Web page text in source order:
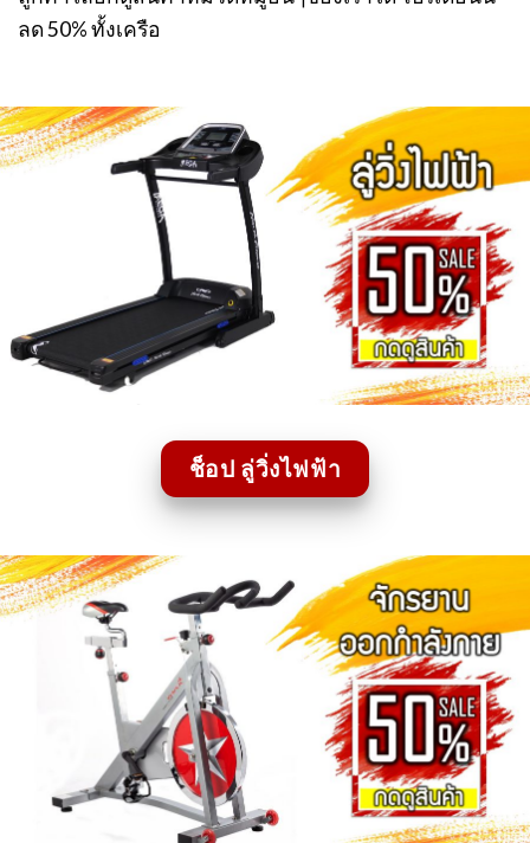
ลด 50% ทั้งเครือ
ช็อป ลู่วิ่งไฟฟ้า